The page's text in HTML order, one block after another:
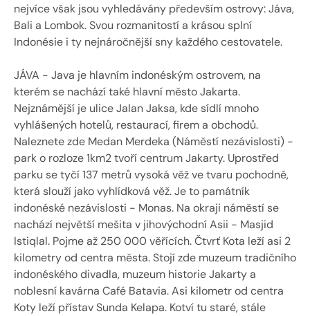
nejvíce však jsou vyhledávány především ostrovy: Jáva,
Bali a Lombok. Svou rozmanitostí a krásou splní
Indonésie i ty nejnáročnější sny každého cestovatele.
JÁVA - Java je hlavním indonéským ostrovem, na
kterém se nachází také hlavní město Jakarta.
Nejznámější je ulice Jalan Jaksa, kde sídlí mnoho
vyhlášených hotelů, restaurací, firem a obchodů.
Naleznete zde Medan Merdeka (Náměstí nezávislosti) -
park o rozloze 1km2 tvoří centrum Jakarty. Uprostřed
parku se tyčí 137 metrů vysoká věž ve tvaru pochodně,
která slouží jako vyhlídková věž. Je to památník
indonéské nezávislosti - Monas. Na okraji náměstí se
nachází největší mešita v jihovýchodní Asii - Masjid
Istiqlal. Pojme až 250 000 věřících. Čtvrť Kota leží asi 2
kilometry od centra města. Stojí zde muzeum tradičního
indonéského divadla, muzeum historie Jakarty a
noblesní kavárna Café Batavia. Asi kilometr od centra
Koty leží přístav Sunda Kelapa. Kotví tu staré, stále